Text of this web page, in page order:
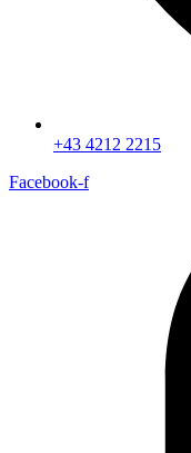
+43 4212 2215
Facebook-f